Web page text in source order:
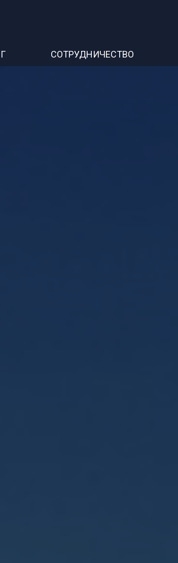
СОТРУДНИЧЕСТВО